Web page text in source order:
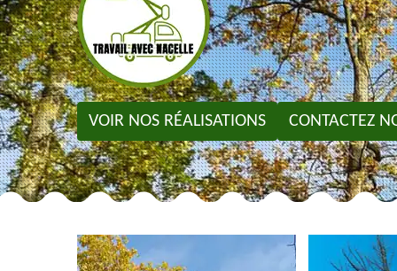
VOIR NOS RÉALISATIONS CONTACTEZ